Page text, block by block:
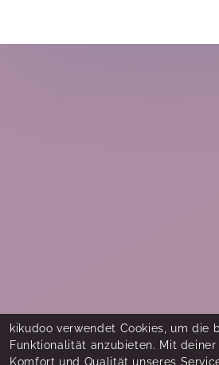
kikudoo verwendet Cookies, um die
Funktionalität anzubieten. Mit
Komfort und Qualität unseres